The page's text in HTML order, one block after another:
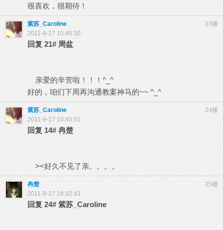
很喜欢，很期待！
23楼
紫苏_Caroline
2011-9-17 10:45:30
回复 21# 周盆
亲爱的辛苦啦！！！^_^
好的，咱们下周再沟通教案神马的~~ ^_^
24楼
紫苏_Caroline
2011-9-17 10:45:51
回复 14# 冉楚
><好久不见了亲。。。。
25楼
冉楚
2011-9-17 18:32:43
回复 24# 紫苏_Caroline